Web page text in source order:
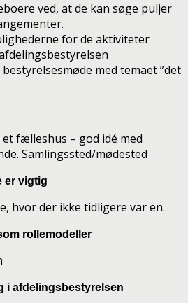
ved, at de kan søge puljer
for de aktiviteter
med temaet ”det
fælleshus – god idé med
Samlingssted/mødested
er vigtig
hvor der ikke tidligere var en.
rollemodeller
i afdelingsbestyrelsen